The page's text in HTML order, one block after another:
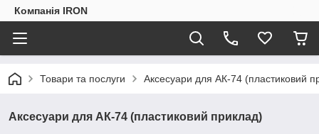
Компанія IRON
Товари та послуги Аксесуари для АК-74 (пластиковий
Аксесуари для АК-74 (пластиковий приклад)